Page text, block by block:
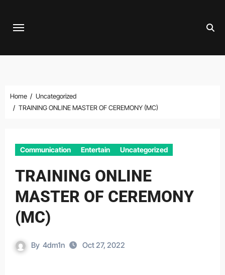
Home
Uncategorized
TRAINING ONLINE MASTER OF CEREMONY (MC)
Communication Entertain Uncategorized
TRAINING ONLINE
MASTER OF CEREMONY
(MC)
By 4dm1n Oct 27, 2022